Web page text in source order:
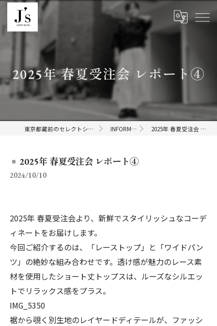
2025年 春夏受注会 レポート④
東京都蔵前のセレクトショップならJ's INFORMATION 2025年 春夏受注会 レポート④
2025年 春夏受注会 レポート④
2024/10/10
2025年 春夏受注会より、新鮮でスタイリッシュなコーデ
ィネートをお届けします。
今回ご紹介するのは、「レーストップ」と「ワイドパン
ツ」の絶妙な組み合わせです。透け感が魅力のレース素
材を使用したショート丈トップスは、ルーズなシルエッ
トでリラックス感をプラス。
IMG_5350
裾から覗く別生地のレイヤードディテールが、ファッシ